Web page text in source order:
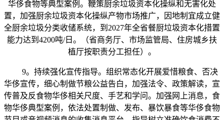
华侈食物等典型案例。鞭策厨余垃圾资本化操纵和无害化处
置，加强厨余垃圾资本化操纵产物市场推广，因地制宜成立健
全厨余垃圾分类收储系统，到2027年全省餐厨垃圾资本化措置
能力达到4200吨/日。（省商务厅、市场监管局、住房城乡扶
植厅按职责分工担任）。
9。持续强化宣传指导。组织常态化开展爱惜粮食、否决
华侈宣传，细心制做节粮公益告白，加强法令、政策解读，宣
传普及反食物华侈相关尺度、手艺和学问。加强网上消息，食
物华侈典型案例，依法处置制做、发布、暴饮暴食等华侈食物